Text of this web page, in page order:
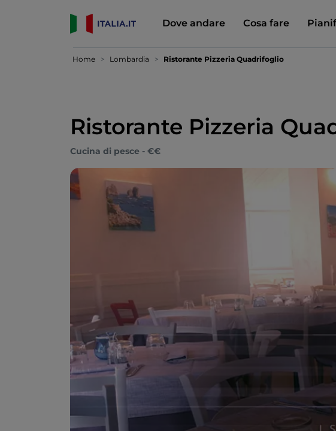
Dove andare Cosa fare
Home Lombardia Ristorante Pizzeria Quadrifoglio
Ristorante Pizzeria
Cucina di pesce - €€